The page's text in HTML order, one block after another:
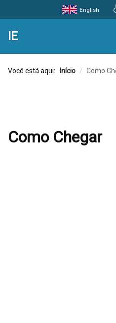
English
IE
Você está aqui: Início / Como
Como Chegar